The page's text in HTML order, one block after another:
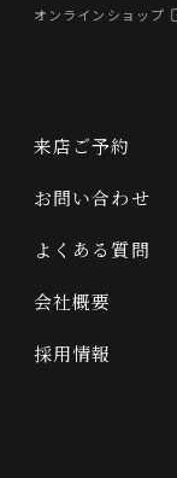
オンラインショップ
来店ご予約
お問い合わせ
よくある質問
会社概要
採用情報